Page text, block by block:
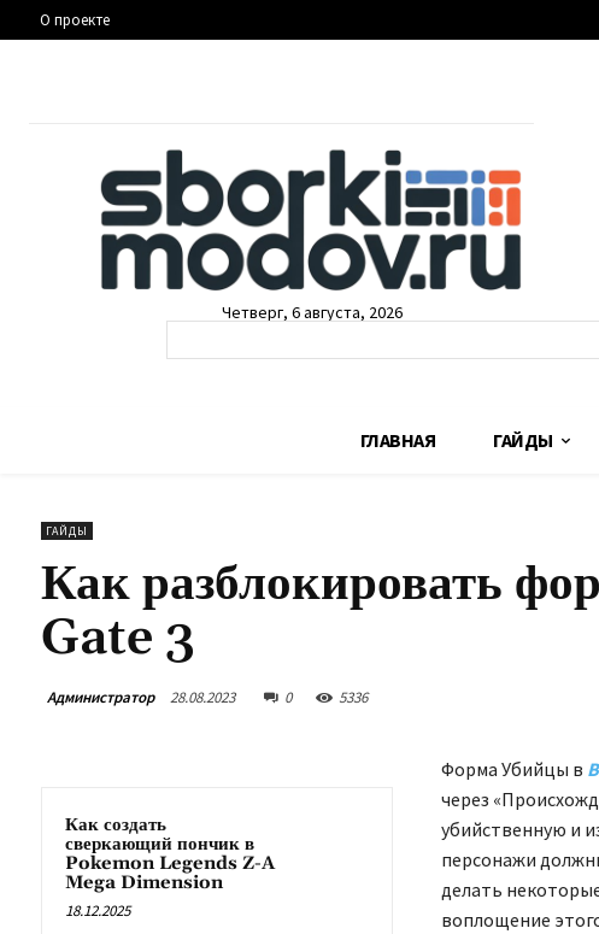
О проекте
Четверг, 6 августа, 2026
ГЛАВНАЯ ГАЙДЫ
ГАЙДЫ
Как разблокировать
Gate 3
Администратор 28.08.2023 0 5336
Как создать
сверкающий пончик в
Pokemon Legends Z-A
Mega Dimension
18.12.2025
Форма Убийцы в
через
убийственную и
персонажи
делать
воплощение